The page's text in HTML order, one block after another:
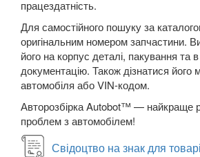
Corolla X (E14, E15)
Corolla XI (E16, E17)
GT86 (ZN6)
Hilux VI (N14-N17)
Hilux VII (AN1-AN3)
працездатність.
Для самостійного пошуку за
оригінальним номером запчастини.
його на корпус деталі, пакування та
документацію. Також дізнатися
автомобіля або VIN-кодом.
Авторозбірка Autobot™ — найкраще
проблем з автомобілем!
Свідоцтво на знак для